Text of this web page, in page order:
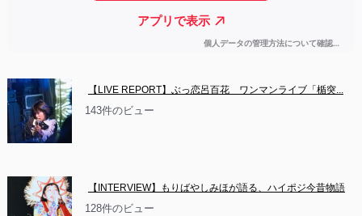
【LIVE REPORT】ぶっ恋呂百花　ワンマンライブ「楯突...
143件のビュー
【INTERVIEW】もりばやしみほが語る、ハイポジ今昔物語
128件のビュー